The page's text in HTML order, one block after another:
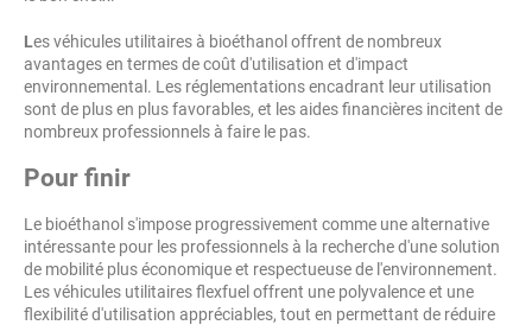
Les véhicules utilitaires à bioéthanol offrent de nombreux
avantages en termes de coût d'utilisation et d'impact
environnemental. Les réglementations encadrant leur utilisation
sont de plus en plus favorables, et les aides financières incitent de
nombreux professionnels à faire le pas.
Pour finir
Le bioéthanol s'impose progressivement comme une alternative
intéressante pour les professionnels à la recherche d'une solution
de mobilité plus économique et respectueuse de l'environnement.
Les véhicules utilitaires flexfuel offrent une polyvalence et une
flexibilité d'utilisation appréciables, tout en permettant de réduire